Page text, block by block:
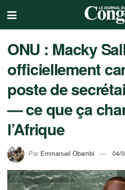
ONU : Macky
officiellement
poste de
— ce que ça
l’Afrique
Par Emmanuel Obambi 04/